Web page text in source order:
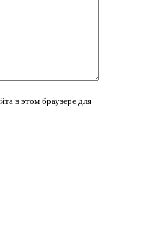
в этом браузере для